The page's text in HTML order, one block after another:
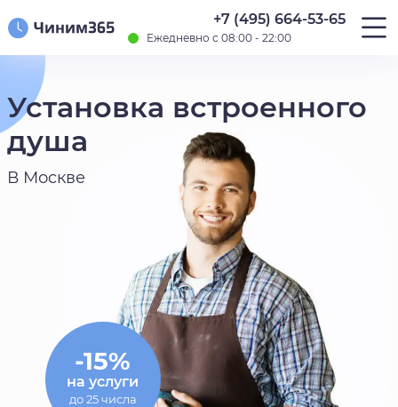
+7 (495) 664-53-65
Ежедневно с 08:00 - 22:00
Установка встроенного
душа
В Москве
-15%
на услуги
до 25 числа